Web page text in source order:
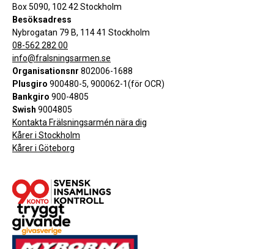
Box 5090, 102 42 Stockholm
Besöksadress
Nybrogatan 79 B, 114 41 Stockholm
08-562 282 00
info@fralsningsarmen.se
Organisationsnr 802006-1688
Plusgiro 900480-5, 900062-1(för OCR)
Bankgiro 900-4805
Swish 9004805
Kontakta Frälsningsarmén nära dig
Kårer i Stockholm
Kårer i Göteborg